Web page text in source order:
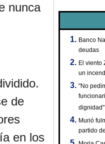
nunca
de
en los
Banco
deudas
El viento
un
"No
dignidad"
Murió
partido